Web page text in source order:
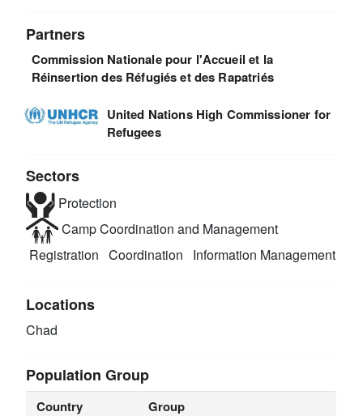
Partners
Commission Nationale pour l'Accueil et la
Réinsertion des Réfugiés et des Rapatriés
United Nations High Commissioner for
Refugees
Sectors
Protection
Camp Coordination and Management
Registration Coordination Information Management
Locations
Chad
Population Group
Country Group